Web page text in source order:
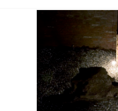
SHOP
YANN TOMA
ampoules Osram, fil
mécanismes